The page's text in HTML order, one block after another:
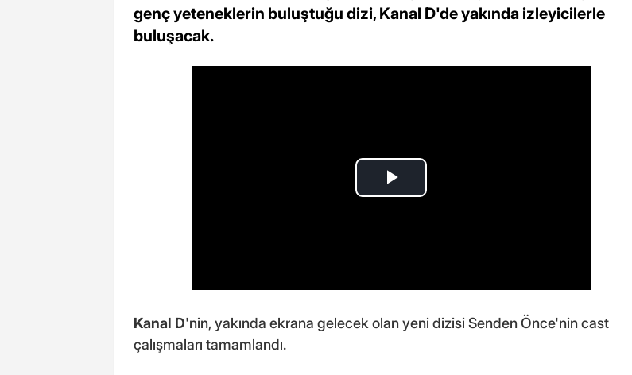
genç yeteneklerin buluştuğu dizi, Kanal D'de yakında izleyicilerle
buluşacak.
Kanal D'nin, yakında ekrana gelecek olan yeni dizisi Senden Önce'nin cast
çalışmaları tamamlandı.